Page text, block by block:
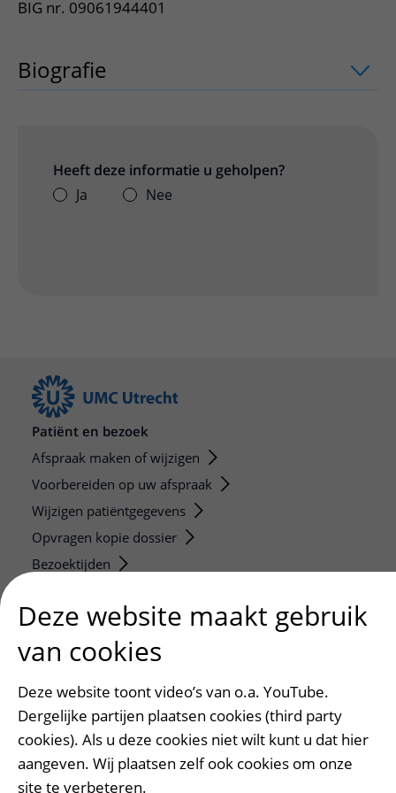
BIG nr. 09061944401
Biografie
Heeft deze informatie u geholpen?
Ja
Nee
Patiënt en bezoek
Afspraak maken of wijzigen
Voorbereiden op uw afspraak
Wijzigen patiëntgegevens
Opvragen kopie dossier
Bezoektijden
Onderwijs en onderzoek
De Nieuwe Utrechtse School
Stage en opleidingsplaatsen
Research
Strategic programs
Research groups
Deze website maakt gebruik
van cookies
Deze website toont video’s van o.a. YouTube.
Dergelijke partijen plaatsen cookies (third party
cookies). Als u deze cookies niet wilt kunt u dat hier
aangeven. Wij plaatsen zelf ook cookies om onze
site te verbeteren.